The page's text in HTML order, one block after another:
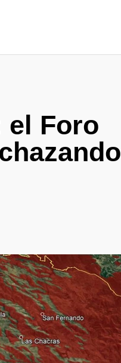
el Foro